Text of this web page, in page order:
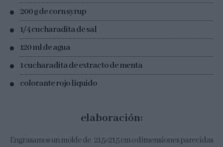
200 g de corn syrup
1/4 cucharadita de sal
120 ml de agua
1 cucharadita de extracto de menta
colorante rojo líquido
elaboración:
Engrasamos un molde de 21,5×21,5 cm o dimensiones parecidas